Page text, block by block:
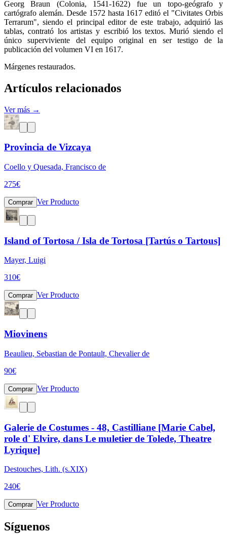
Georg Braun (Colonia, 1541-1622) fue un topo-geógrafo y
cartógrafo alemán. Desde 1572 hasta 1617 editó el "Civitates Orbis
Terrarum", siendo el principal editor de este trabajo, adquirió las
tablas, contrató los artistas y escribió los textos. Murió siendo el
único superviviente del equipo original en ser testigo de la
publicación del volumen VI en 1617.
Márgenes restaurados.
Artículos relacionados
Ver más →
Provincia de Vizcaya
Coello y Quesada, Francisco de
275€
Comprar Ver Producto
Island of Tortosa / Isla de Tortosa [Tartús o Tartous]
Mayer, Luigi
310€
Comprar Ver Producto
Miovinens
Beaulieu, Sebastian de Pontault, Chevalier de
90€
Comprar Ver Producto
Galerie de Costumes - 48, Castilliane [Marie Cabel,
role d' Elvire, dans Le muletier de Tolede, Theatre
Lyrique]
Destouches, Lith. (s.XIX)
240€
Comprar Ver Producto
Síguenos